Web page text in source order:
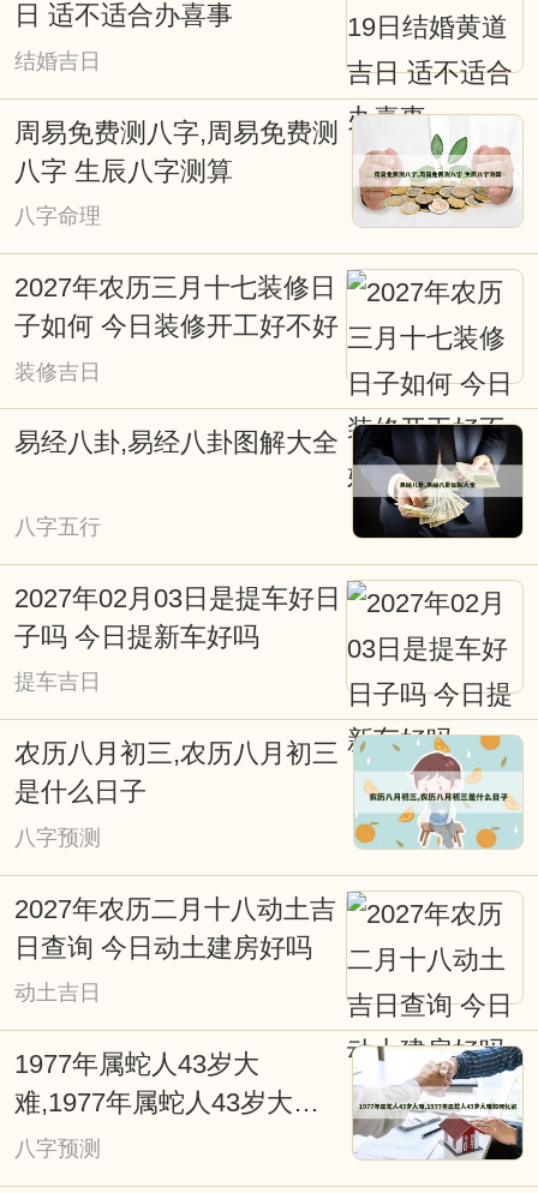
动，都和择吉日有着极大的关系。俗话
说：得天时得地利，天时地利人和；子靠
出生，女靠行嫁；发福由地脉，催福出良
辰；不得真龙得日月，也是富贵旺人家等
等。古时人们就是通过计算太阳、月亮等
星球对不同地域的影响，所产生不同的吉
凶效应。择日是求得天时气运的助力，是
造福的重要手段。择吉日在涉及诸如结婚
嫁娶择日、修造动土择日、入宅搬家择
日、开张开业择日、生儿育女交合求嗣择
吉日等重大事项时，必须选择吉日吉时，
从而达到趋吉避凶、福自天降、荣华富
贵，因些择吉日非常重要。老式挂历、老
黄历上也往往会写满了各种择日吉凶宜忌
信息，特别提醒一些贪图方便的网友，不
能看见老黄历上写着宜嫁娶便定下终身大
事吉期。因为，这天对大多数人来说是吉
日，而对您来说可能会不太合适。因此，
对于重要的事情还是要针对自已进行专业
择吉日而行事会更好点，择吉日网的在线
择日查询系统能为您解忧并永久免费开
放。
日 适不适合办喜事
结婚吉日
周易免费测八字,周易免费测
八字 生辰八字测算
八字命理
2027年农历三月十七装修日
子如何 今日装修开工好不好
装修吉日
易经八卦,易经八卦图解大全
八字五行
2027年02月03日是提车好日
子吗 今日提新车好吗
提车吉日
农历八月初三,农历八月初三
是什么日子
八字预测
2027年农历二月十八动土吉
日查询 今日动土建房好吗
动土吉日
1977年属蛇人43岁大
难,1977年属蛇人43岁大难
如何化解
八字预测